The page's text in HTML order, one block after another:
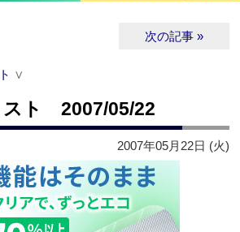
次の記事 »
∨
スト 2007/05/22
2007年05月22日 (火)